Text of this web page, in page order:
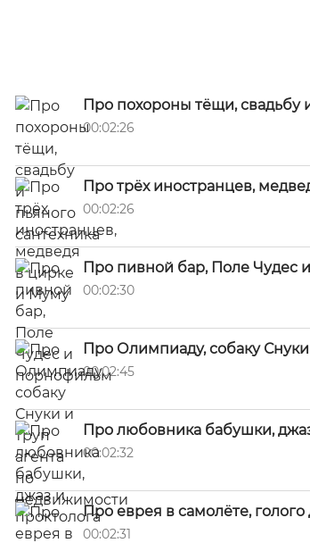
Про похороны тёщи, свадьбу
00:02:26
Про трёх иностранцев,
00:02:26
Про пивной бар, Поле Чудес
00:02:30
Про Олимпиаду, собаку
00:02:45
Про любовника бабушки,
00:02:32
Про еврея в самолёте,
00:02:31